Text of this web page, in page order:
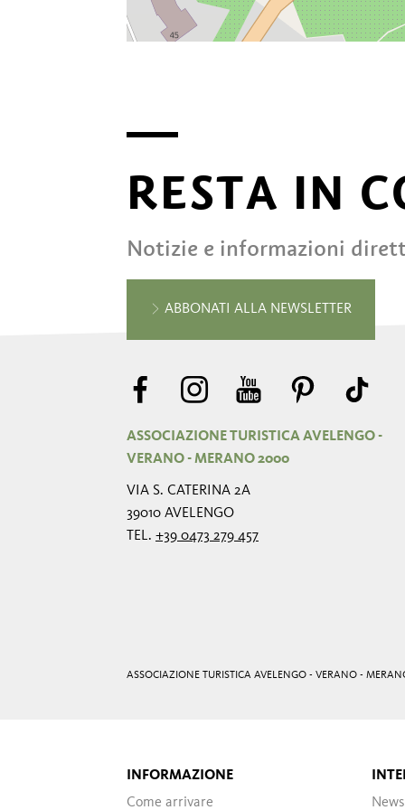
RESTA IN
Notizie e informazioni
ABBONATI ALLA NEWSLETTER
ASSOCIAZIONE TURISTICA AVELENGO -
VERANO - MERANO 2000
VIA S. CATERINA 2A
39010 AVELENGO
TEL. +39 0473 279 457
ASSOCIAZIONE TURISTICA AVELENGO - VERANO -
INFORMAZIONE
Come arrivare